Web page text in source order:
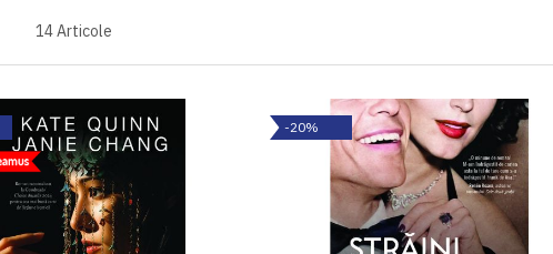
14Articole
-20%